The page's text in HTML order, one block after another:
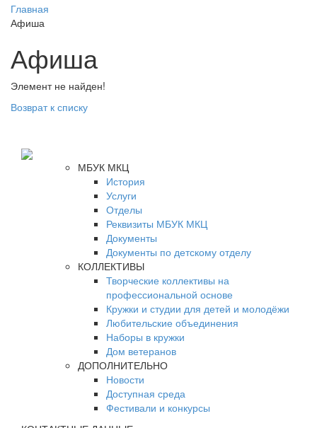
Главная
Афиша
Афиша
Элемент не найден!
Возврат к списку
МБУК МКЦ
История
Услуги
Отделы
Реквизиты МБУК МКЦ
Документы
Документы по детскому отделу
КОЛЛЕКТИВЫ
Творческие коллективы на
профессиональной основе
Кружки и студии для детей и молодёжи
Любительские объединения
Наборы в кружки
Дом ветеранов
ДОПОЛНИТЕЛЬНО
Новости
Доступная среда
Фестивали и конкурсы